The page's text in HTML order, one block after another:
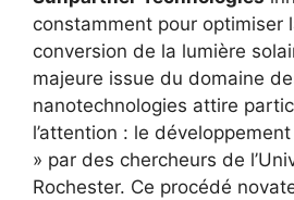
constamment pour optimiser
conversion de la lumière
majeure issue du domaine
nanotechnologies attire
l’attention : le
» par des chercheurs de
Rochester. Ce procédé